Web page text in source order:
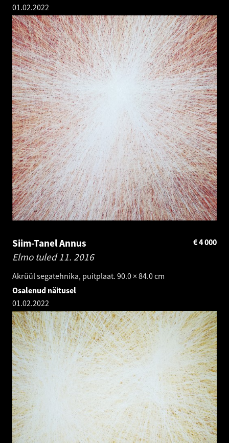
01.02.2022
Siim-Tanel Annus
Elmo tuled 11. 2016
Akrüül segatehnika, puitplaat. 90.0 × 84.0 cm
4 000
€
Osalenud näitusel
01.02.2022